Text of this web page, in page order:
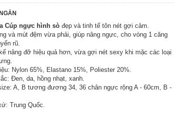
Cúp ngực hình sò đẹp và tinh tế tôn nét gợi cảm.
và mút đệm vừa phải, giúp nâng ngực, cho vòng 1 căng
rũ.
nâng đỡ hiệu quả hơn, vừa gợi nét sexy khi mặc các loại
Nylon 65%, Elastano 15%, Poliester 20%.
Đen, da, hồng nhạt, xanh.
A, B tương đương 34, 36 chân ngực rộng A - 60cm, B -
Trung Quốc.